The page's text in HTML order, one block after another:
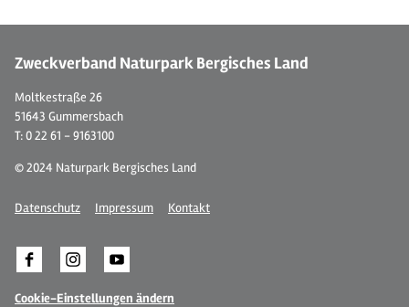
Zweckverband Naturpark Bergisches Land
Moltkestraße 26
51643 Gummersbach
T: 0 22 61 - 9163100
© 2024 Naturpark Bergisches Land
Datenschutz Impressum Kontakt
Cookie-Einstellungen ändern